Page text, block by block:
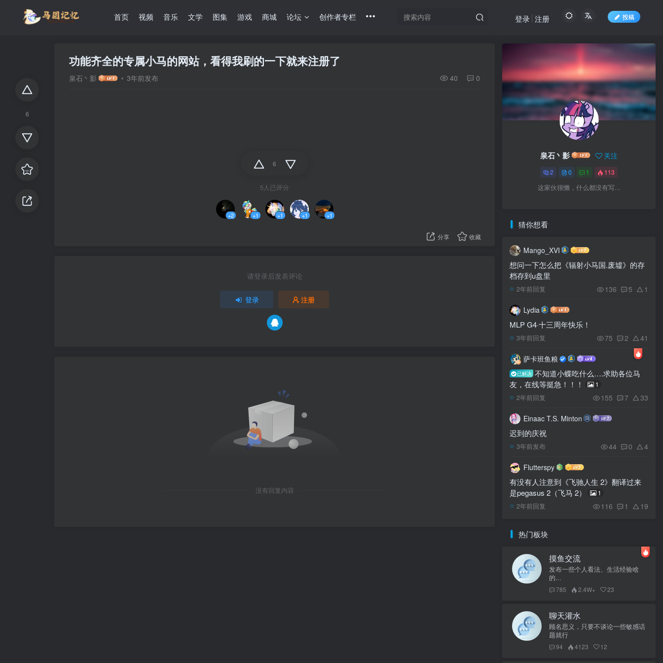
首页 视频 音乐 文学 图集 游戏 商城 论坛 创作者专栏 投稿
登录 注册
6
功能齐全的专属小马的网站，看得我刷的一下就来注册了
泉石丶影 3年前发布 40 0
6
5人已评分
+2 +1 +1 +1 +1
分享 收藏
请登录后发表评论
登录 注册
没有回复内容
泉石丶影 关注
2 0 1 113
这家伙很懒，什么都没有写...
猜你想看
Mango_XVI
想问一下怎么把《辐射小马国.废墟》的存
档存到u盘里
2年前回复 136 5 1
Lydia
MLP G4·十三周年快乐！
3年前回复 75 2 41
萨卡班鱼粮
已解决 不知道小蝶吃什么….求助各位马
友，在线等挺急！！！
1
2年前回复 155 7 33
Einaac T.S. Minton
迟到的庆祝
3年前发布 44 0 4
Flutterspy
有没有人注意到《飞驰人生 2》翻译过来
是pegasus 2（飞马 2）
1
2年前回复 116 1 19
热门板块
摸鱼交流
发布一些个人看法、生活经验啥
的...
785 2.4W+ 23
聊天灌水
顾名思义，只要不谈论一些敏感话
题就行
94 4123 12